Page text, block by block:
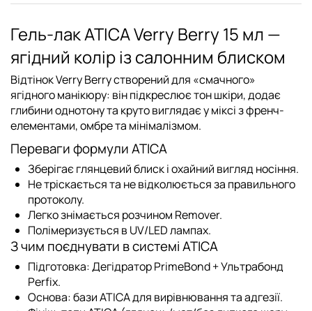
Гель-лак ATICA Verry Berry 15 мл —
ягідний колір із салонним блиском
Відтінок Verry Berry створений для «смачного»
ягідного манікюру: він підкреслює тон шкіри, додає
глибини однотону та круто виглядає у міксі з френч-
елементами, омбре та мінімалізмом.
Переваги формули ATICA
Зберігає глянцевий блиск і охайний вигляд носіння.
Не тріскається та не відколюється за правильного
протоколу.
Легко знімається розчином Remover.
Полімеризується в UV/LED лампах.
З чим поєднувати в системі ATICA
Підготовка:Дегідратор PrimeBond+Ультрабонд
Perfix.
Основа:бази ATICAдля вирівнювання та адгезії.